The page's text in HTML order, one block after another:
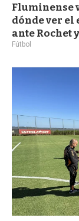
Fluminense
dónde ver el
ante Rochet
Fútbol